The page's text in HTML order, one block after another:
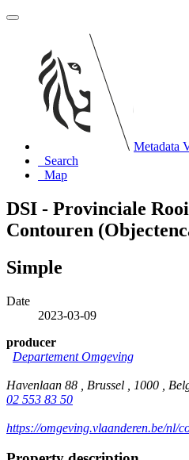
Metadata
Search
Map
DSI - Provinciale
Contouren
Simple
Date
2023-03-09
producer
Departement Omgeving
Havenlaan 88 , Brussel , 1000 ,
02 553 83 50
https://omgeving.vlaanderen.be/nl/